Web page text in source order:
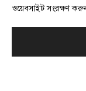
ওয়েবসাইট সংরক্ষণ